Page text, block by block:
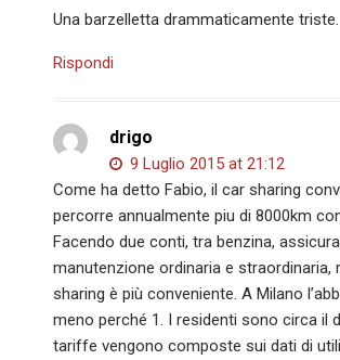
Una barzelletta drammaticamente triste.
Rispondi
drigo
9 Luglio 2015 at 21:12
Come ha detto Fabio, il car sharing
percorre annualmente piu di 8000km
Facendo due conti, tra benzina,
manutenzione ordinaria e straordinaria,
sharing è più conveniente. A Milano
meno perché 1. I residenti sono circa il
tariffe vengono composte sui dati di